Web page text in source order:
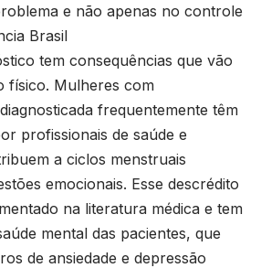
e não apenas no controle
Brasil
tem consequências que vão
físico. Mulheres com
frequentemente têm
profissionais de saúde e
a ciclos menstruais
emocionais. Esse descrédito
na literatura médica e tem
mental das pacientes, que
de ansiedade e depressão